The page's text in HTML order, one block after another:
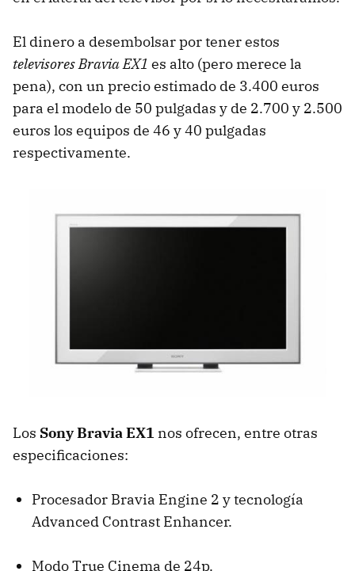
El dinero a desembolsar por tener estos
televisores Bravia EX1 es alto (pero merece la
pena), con un precio estimado de 3.400 euros
para el modelo de 50 pulgadas y de 2.700 y 2.500
euros los equipos de 46 y 40 pulgadas
respectivamente.
Los Sony Bravia EX1 nos ofrecen, entre otras
especificaciones:
Procesador Bravia Engine 2 y tecnología
Advanced Contrast Enhancer.
Modo True Cinema de 24p.